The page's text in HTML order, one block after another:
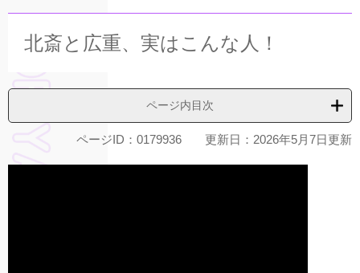
。
北斎と広重、実はこんな人！
ページ内目次
ページID：0179936 更新日：2026年5月7日更新